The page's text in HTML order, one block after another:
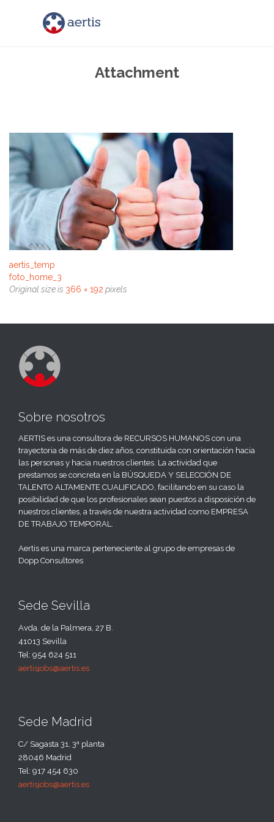
Attachment
aertis_temp
foto_home_3
Original size is 366 × 192 pixels
Sobre nosotros
AERTIS es una consultora de RECURSOS HUMANOS con una
trayectoria de más de diez años, constituida con orientación hacia
las personas y hacia nuestros clientes. La actividad que
prestamos se concreta en la BÚSQUEDA Y SELECCIÓN DE
TALENTO ALTAMENTE CUALIFICADO, facilitando en su caso la
posibilidad de que los profesionales sean puestos a disposición de
nuestros clientes, a través de nuestra actividad como EMPRESA
DE TRABAJO TEMPORAL.
Aertis es una marca perteneciente al grupo de empresas de
Dopp Consultores
Sede Sevilla
Avda. de la Palmera, 27 B.
41013 Sevilla
Tel: 954 624 511
aertisjobs@aertis.es
Sede Madrid
C/ Sagasta 31, 3ª planta
28046 Madrid
Tel: 917 454 630
aertisjobs@aertis.es